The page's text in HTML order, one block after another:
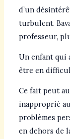
d’un
turbulent.
professeur,
Un enfant qui
être en
Ce fait peut
inapproprié
problèmes
en dehors de